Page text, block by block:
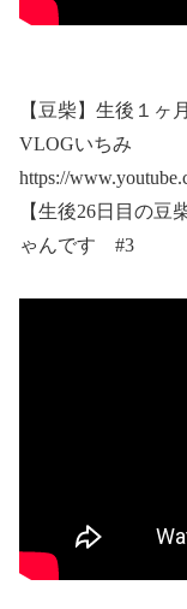
【豆柴】生後１ヶ
VLOGいちみ
https://
【生後26日目の
ゃんです #3